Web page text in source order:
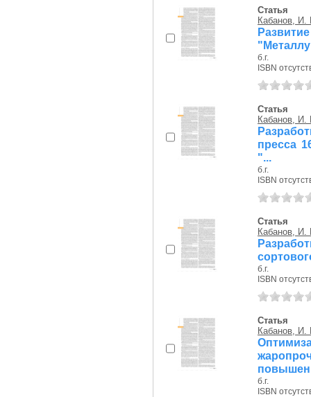
Статья
Кабанов, И.
б.г.
ISBN
Статья
Кабанов, И.
пресса
"...
б.г.
ISBN
Статья
Кабанов, И.
б.г.
ISBN
Статья
Кабанов, И.
б.г.
ISBN